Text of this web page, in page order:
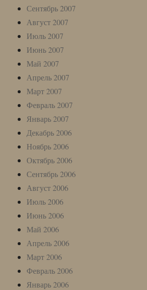
Сентябрь 2007
Август 2007
Июль 2007
Июнь 2007
Май 2007
Апрель 2007
Март 2007
Февраль 2007
Январь 2007
Декабрь 2006
Ноябрь 2006
Октябрь 2006
Сентябрь 2006
Август 2006
Июль 2006
Июнь 2006
Май 2006
Апрель 2006
Март 2006
Февраль 2006
Январь 2006